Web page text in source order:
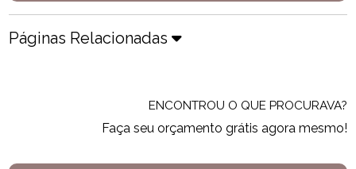
Páginas Relacionadas
ENCONTROU O QUE PROCURAVA?
Faça seu orçamento grátis agora mesmo!